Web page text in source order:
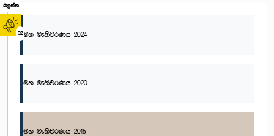
බලන්න
02 මහ මැතිවරණය 2024
මහ මැතිවරණය 2020
මහ මැතිවරණය 2015